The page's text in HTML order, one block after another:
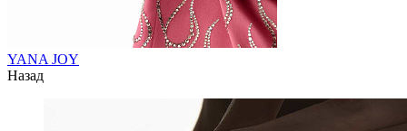
YANA JOY
Назад